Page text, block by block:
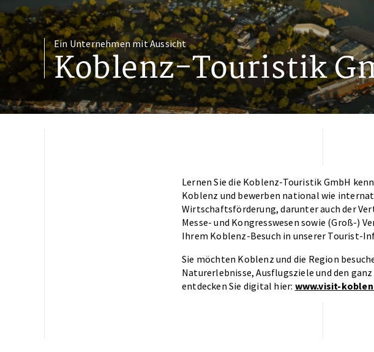
Ein Unternehmen mit Aussicht
Koblenz-Touristik
Lernen Sie die Koblenz-Touristik GmbH
Koblenz und bewerben national wie
Wirtschaftsförderung, darunter auch der
Messe- und Kongresswesen sowie (Groß-)
Ihrem Koblenz-Besuch in unserer Tourist-
Sie möchten Koblenz und die Region
Naturerlebnisse, Ausflugsziele und den
entdecken Sie digital hier: www.visit-